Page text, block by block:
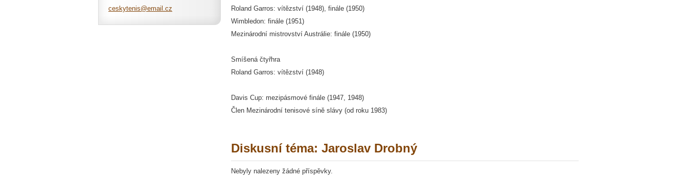
Roland Garros: vítězství (1948), finále (1950)
Wimbledon: finále (1951)
Mezinárodní mistrovství Austrálie: finále (1950)
Smíšená čtyřhra
Roland Garros: vítězství (1948)
Davis Cup: mezipásmové finále (1947, 1948)
Člen Mezinárodní tenisové síně slávy (od roku 1983)
Diskusní téma: Jaroslav Drobný
Nebyly nalezeny žádné příspěvky.
ceskytenis@email .cz